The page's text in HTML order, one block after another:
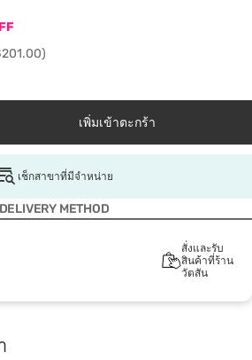
เพิ่มเข้าตะกร้า
เช็กสาขาที่มีจำหน่าย
DELIVERY METHOD
สั่งและรับ
สินค้าที่ร้าน
วัตสัน